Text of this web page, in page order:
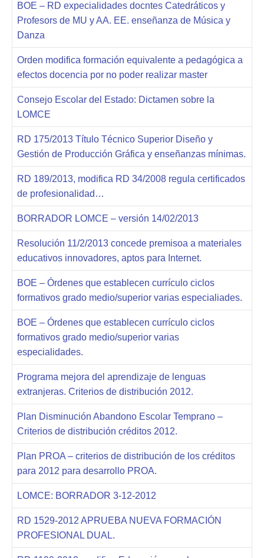
BOE – RD expecialidades docntes Catedráticos y
Profesors de MU y AA. EE. enseñanza de Música y
Danza
Orden modifica formación equivalente a pedagógica a
efectos docencia por no poder realizar master
Consejo Escolar del Estado: Dictamen sobre la
LOMCE
RD 175/2013 Título Técnico Superior Diseño y
Gestión de Producción Gráfica y enseñanzas mínimas.
RD 189/2013, modifica RD 34/2008 regula certificados
de profesionalidad…
BORRADOR LOMCE – versión 14/02/2013
Resolución 11/2/2013 concede premisoa a materiales
educativos innovadores, aptos para Internet.
BOE – Órdenes que establecen currículo ciclos
formativos grado medio/superior varias especialiades.
BOE – Órdenes que establecen currículo ciclos
formativos grado medio/superior varias
especialidades.
Programa mejora del aprendizaje de lenguas
extranjeras. Criterios de distribución 2012.
Plan Disminución Abandono Escolar Temprano –
Criterios de distribución créditos 2012.
Plan PROA – criterios de distribución de los créditos
para 2012 para desarrollo PROA.
LOMCE: BORRADOR 3-12-2012
RD 1529-2012 APRUEBA NUEVA FORMACIÓN
PROFESIONAL DUAL.